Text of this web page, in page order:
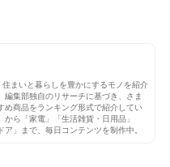
まいと暮らしを豊かにするモノを紹介
編集部独自のリサーチに基づき、さま
め商品をランキング形式で紹介してい
から「家電」「生活雑貨・日用品」
ア」まで、毎日コンテンツを制作中。